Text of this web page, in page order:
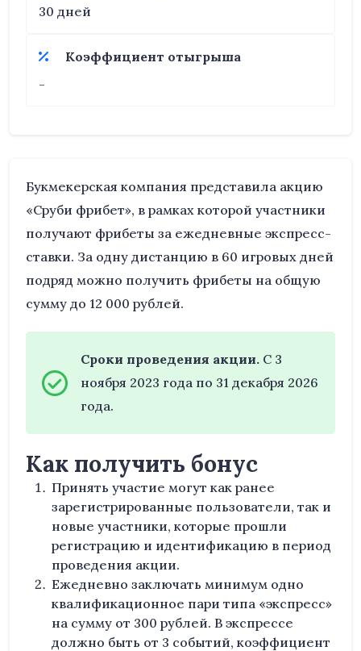
30 дней
Коэффициент отыгрыша
-
Букмекерская компания представила акцию
«Сруби фрибет», в рамках которой участники
получают фрибеты за ежедневные экспресс-
ставки. За одну дистанцию в 60 игровых дней
подряд можно получить фрибеты на общую
сумму до 12 000 рублей.
Сроки проведения акции. C 3
ноября 2023 года по 31 декабря 2026
года.
Как получить бонус
Принять участие могут как ранее
зарегистрированные пользователи, так и
новые участники, которые прошли
регистрацию и идентификацию в период
проведения акции.
Ежедневно заключать минимум одно
квалификационное пари типа «экспресс»
на сумму от 300 рублей. В экспрессе
должно быть от 3 событий, коэффициент